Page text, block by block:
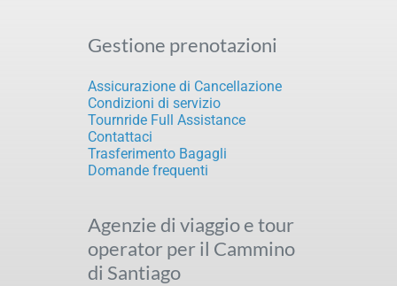
Gestione prenotazioni
Assicurazione di Cancellazione
Condizioni di servizio
Tournride Full Assistance
Contattaci
Trasferimento Bagagli
Domande frequenti
Agenzie di viaggio e tour
operator per il Cammino
di Santiago